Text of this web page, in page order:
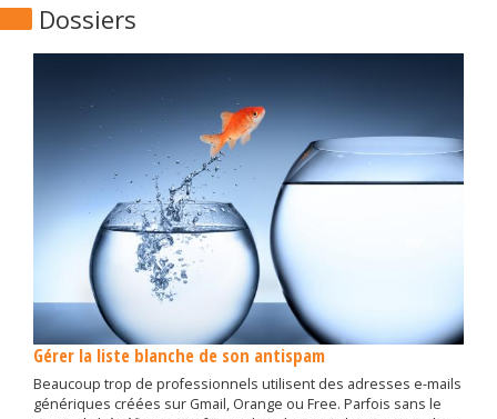
Dossiers
Gérer la liste blanche de son antispam
Beaucoup trop de professionnels utilisent des adresses e-mails
génériques créées sur Gmail, Orange ou Free. Parfois sans le